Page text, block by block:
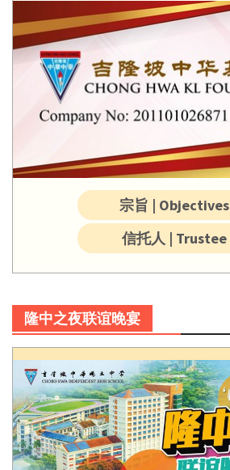
宗旨 | Objectives
信托人 | Trustee
隆中之夜联谊晚宴